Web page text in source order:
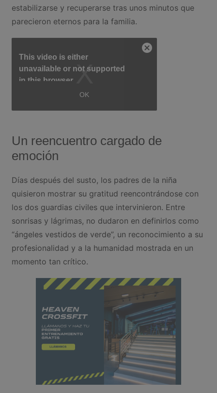
estabilizarse y recuperarse tras unos minutos que
parecieron eternos para la familia.
Un reencuentro cargado de
emoción
Días después del susto, los padres de la niña
quisieron mostrar su gratitud reencontrándose con
los dos guardias civiles que intervinieron. Entre
sonrisas y lágrimas, no dudaron en definirlos como
“ángeles vestidos de verde”, un reconocimiento a su
profesionalidad y a la humanidad mostrada en un
momento tan crítico.